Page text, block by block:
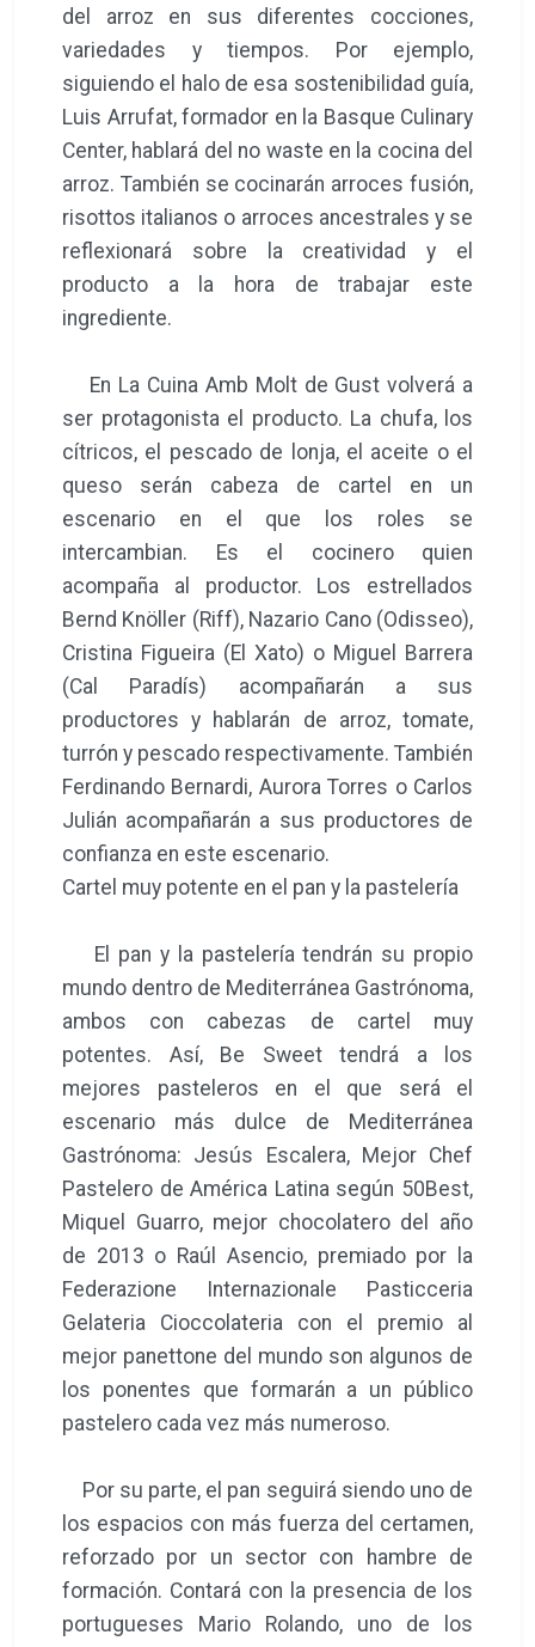
del arroz en sus diferentes cocciones,
variedades y tiempos. Por ejemplo,
siguiendo el halo de esa sostenibilidad guía,
Luis Arrufat, formador en la Basque Culinary
Center, hablará del no waste en la cocina del
arroz. También se cocinarán arroces fusión,
risottos italianos o arroces ancestrales y se
reflexionará sobre la creatividad y el
producto a la hora de trabajar este
ingrediente.
En La Cuina Amb Molt de Gust volverá a
ser protagonista el producto. La chufa, los
cítricos, el pescado de lonja, el aceite o el
queso serán cabeza de cartel en un
escenario en el que los roles se
intercambian. Es el cocinero quien
acompaña al productor. Los estrellados
Bernd Knöller (Riff), Nazario Cano (Odisseo),
Cristina Figueira (El Xato) o Miguel Barrera
(Cal Paradís) acompañarán a sus
productores y hablarán de arroz, tomate,
turrón y pescado respectivamente. También
Ferdinando Bernardi, Aurora Torres o Carlos
Julián acompañarán a sus productores de
confianza en este escenario.
Cartel muy potente en el pan y la pastelería
El pan y la pastelería tendrán su propio
mundo dentro de Mediterránea Gastrónoma,
ambos con cabezas de cartel muy
potentes. Así, Be Sweet tendrá a los
mejores pasteleros en el que será el
escenario más dulce de Mediterránea
Gastrónoma: Jesús Escalera, Mejor Chef
Pastelero de América Latina según 50Best,
Miquel Guarro, mejor chocolatero del año
de 2013 o Raúl Asencio, premiado por la
Federazione Internazionale Pasticceria
Gelateria Cioccolateria con el premio al
mejor panettone del mundo son algunos de
los ponentes que formarán a un público
pastelero cada vez más numeroso.
Por su parte, el pan seguirá siendo uno de
los espacios con más fuerza del certamen,
reforzado por un sector con hambre de
formación. Contará con la presencia de los
portugueses Mario Rolando, uno de los